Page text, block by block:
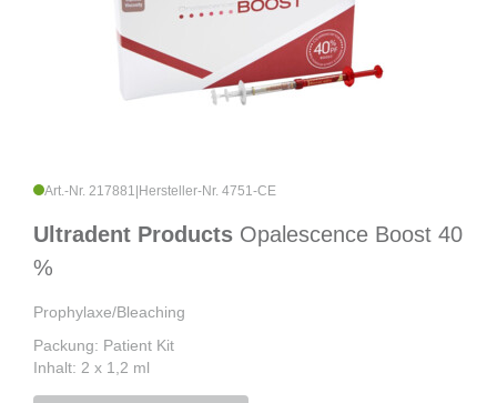
Art.-Nr. 217881 Hersteller-Nr. 4751-CE
Ultradent Products Opalescence Boost 40
%
Prophylaxe/Bleaching
Packung: Patient Kit
Inhalt: 2 x 1,2 ml